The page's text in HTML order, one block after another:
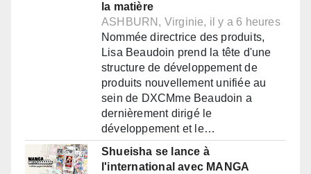
la matière
ASHBURN, Virginie, il y a 6 heures
Nommée directrice des produits,
Lisa Beaudoin prend la tête d'une
structure de développement de
produits nouvellement unifiée au
sein de DXCMme Beaudoin a
dernièrement dirigé le
développement et le…
Shueisha se lance à
l'international avec MANGA